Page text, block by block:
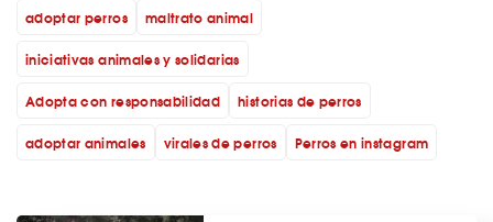
adoptar perros
maltrato animal
iniciativas animales y solidarias
Adopta con responsabilidad
historias de perros
adoptar animales
virales de perros Perros en instagram